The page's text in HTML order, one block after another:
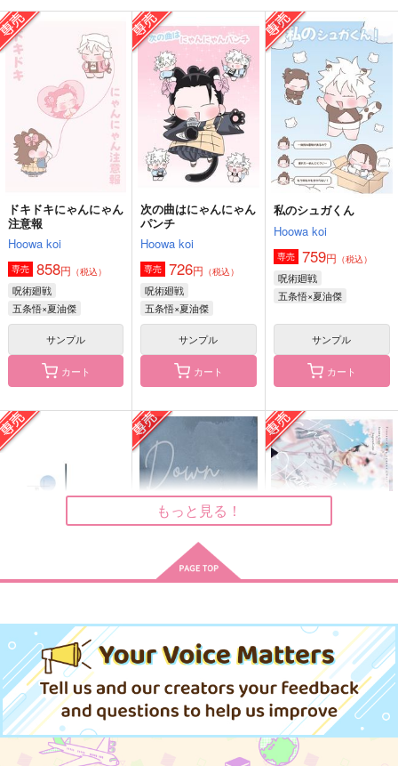
銀の墨
黒糖書房
1,430円（税込）
五条悟×夏油傑
最強はダンジョンでも
やっぱり最強だった
黒糖書房
1,430円 （税込）
五条悟×夏油傑
追懐くゆる
黒糖書房
1,430円 （税込）
五条悟×夏油傑
黒糖書房
1,430円（税込）
五条悟×夏油傑
サンプル
作品詳細
黒糖書房
1,430円（税込）
五条悟×夏油傑
サンプル
黒糖書房
1,430円（税込）
五条悟×夏油傑
サンプル
作品詳細
さしすゆけと不可視の
呪い
黒糖書房
1,430円 （税込）
呪術廻戦 オールキャラ
サンプル
来来世世に青を刺す
黒糖書房
専売 1,430円（税込）
呪術廻戦
五条悟×夏油傑
サンプル
カート
呪術師はハズレ職？い
いえ、異世界でも最強
です
黒糖書房
専売 1,430円（税込）
呪術廻戦 オールキャラ
サンプル
カート
銀の墨
黒糖書房
1,430
呪術廻戦
秘密と嘘と最小律
黒糖書房
専売 1,430円（税込）
呪術廻戦
五条悟×夏油傑
カート
碧天のアンザイレン
黒糖書房
専売 1,430円（税込）
呪術廻戦
ドキドキにゃんにゃん
注意報
Hoowa koi
専売 858円 （税込）
呪術廻戦
五条悟×夏油傑
サンプル
カート
次の曲はにゃんにゃん
パンチ
Hoowa koi
専売 726円 （税込）
呪術廻戦
五条悟×夏油傑
サンプル
カート
私のシュガくん
Hoowa koi
専売 759円 （税込）
呪術廻戦
五条悟×夏油傑
サンプル
カート
かりそめ
専売 472 （税込）
呪術廻戦
五条悟×夏油傑
サンプル
カート
渡海屋
専売 715円（税込）
五条悟×夏油傑
crocus
専売 787円（税込）
呪術廻戦
五条悟×夏油傑
サンプル
もっと見る！